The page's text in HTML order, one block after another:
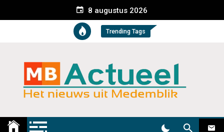
e
8 augustus 2026
Trending Tags
Medemblik Actueel